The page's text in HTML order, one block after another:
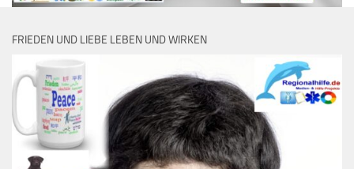
FRIEDEN UND LIEBE LEBEN UND WIRKEN